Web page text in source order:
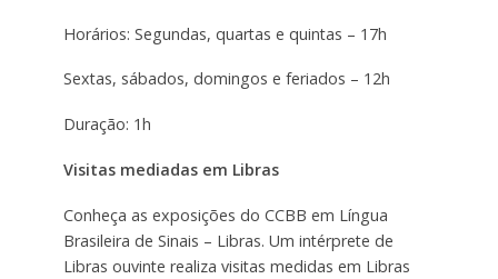
Horários: Segundas, quartas e quintas – 17h
Sextas, sábados, domingos e feriados – 12h
Duração: 1h
Visitas mediadas em Libras
Conheça as exposições do CCBB em Língua
Brasileira de Sinais – Libras. Um intérprete de
Libras ouvinte realiza visitas medidas em Libras